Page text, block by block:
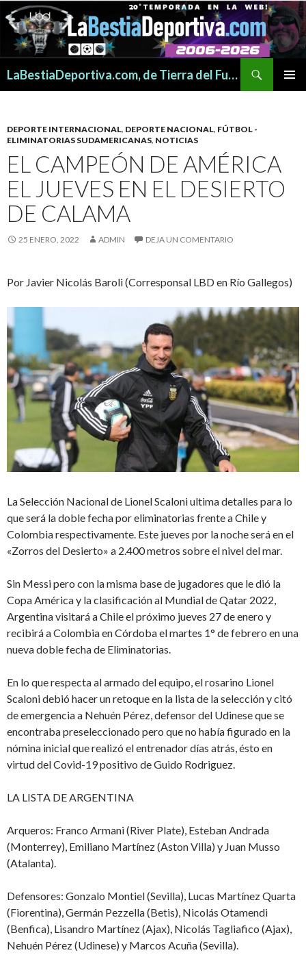
LaBestiaDeportiva.com, de Tierra del Fuego para todo el mundo
DEPORTE INTERNACIONAL, DEPORTE NACIONAL, FÚTBOL -
ELIMINATORIAS SUDAMERICANAS, NOTICIAS
EL CAMPEÓN DE AMÉRICA
EL JUEVES EN EL DESIERTO
DE CALAMA
25 ENERO, 2022 ADMIN DEJA UN COMENTARIO
Por Javier Nicolás Baroli (Corresponsal LBD en Río Gallegos)
La Selección Nacional de Lionel Scaloni ultima detalles para lo
que será la doble fecha por eliminatorias frente a Chile y
Colombia respectivamente. Este jueves por la noche será en el
«Zorros del Desierto» a 2.400 metros sobre el nivel del mar.
Sin Messi pero con la misma base de jugadores que le dió la
Copa América y la clasificación al Mundial de Qatar 2022,
Argentina visitará a Chile el próximo jueves 27 de enero y
recibirá a Colombia en Córdoba el martes 1° de febrero en una
nueva doble fecha de Eliminatorias.
En lo que respecta al armado del equipo, el rosarino Lionel
Scaloni debió hacer un retoque en la lista de la selección y citó
de emergencia a Nehuén Pérez, defensor del Udinese que se
encontraba preseleccionado pero que no había figurado en la
nómina inicial que realizó el entrenador días atrás, ésto en
virtud del Covid-19 positivo de Guido Rodriguez.
LA LISTA DE ARGENTINA
Arqueros: Franco Armani (River Plate), Esteban Andrada
(Monterrey), Emiliano Martínez (Aston Villa) y Juan Musso
(Atalanta).
Defensores: Gonzalo Montiel (Sevilla), Lucas Martínez Quarta
(Fiorentina), Germán Pezzella (Betis), Nicolás Otamendi
(Benfica), Lisandro Martínez (Ajax), Nicolás Tagliafico (Ajax),
Nehuén Pérez (Udinese) y Marcos Acuña (Sevilla).